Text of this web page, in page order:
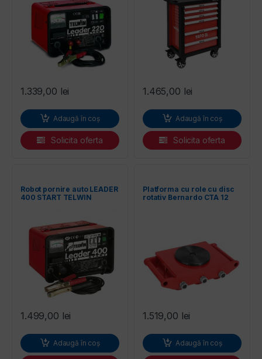
1.339,00 lei
Adaugă în coș
Solicita oferta
1.465,00 lei
Adaugă în coș
Solicita oferta
Robot pornire auto LEADER
400 START TELWIN
1.499,00 lei
Adaugă în coș
Platforma cu role cu disc
rotativ Bernardo CTA 12
1.519,00 lei
Adaugă în coș